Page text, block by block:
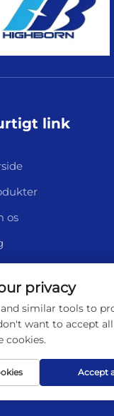
link
os
© 2025 af
privacy
similar tools to
want to accept
cookies.
Accept